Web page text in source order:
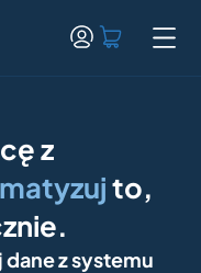
z
to,
z systemu